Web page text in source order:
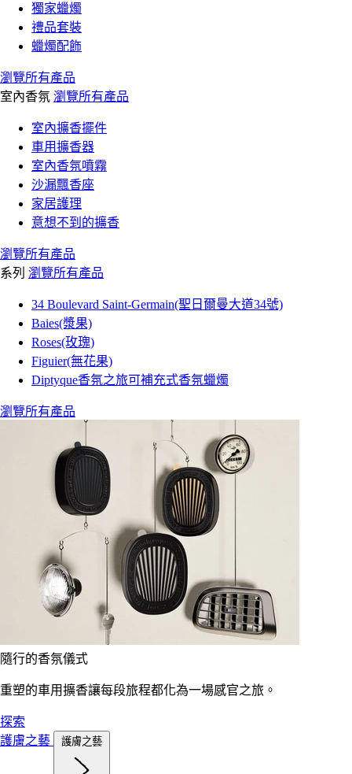
獨家蠟燭
禮品套裝
蠟燭配飾
瀏覽所有產品
室內香氛 瀏覽所有產品
室內擴香擺件
車用擴香器
室內香氛噴霧
沙漏飄香座
家居護理
意想不到的擴香
瀏覽所有產品
系列 瀏覽所有產品
34 Boulevard Saint-Germain(聖日爾曼大道34號)
Baies(漿果)
Roses(玫瑰)
Figuier(無花果)
Diptyque香氛之旅可補充式香氛蠟燭
瀏覽所有產品
隨行的香氛儀式
重塑的車用擴香讓每段旅程都化為一場感官之旅。
探索
護膚之藝
護膚之藝